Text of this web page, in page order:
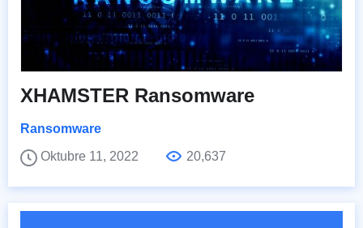
XHAMSTER Ransomware
Ransomware
Oktubre 11, 2022
20,637